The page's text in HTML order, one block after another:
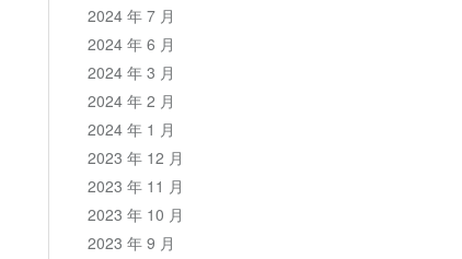
2024 年 7 月
2024 年 6 月
2024 年 3 月
2024 年 2 月
2024 年 1 月
2023 年 12 月
2023 年 11 月
2023 年 10 月
2023 年 9 月